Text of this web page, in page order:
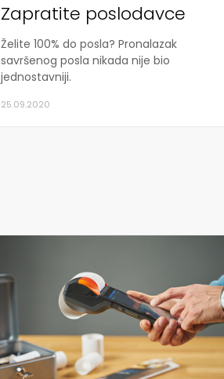
Zapratite poslodavce
Želite 100% do posla? Pronalazak
savršenog posla nikada nije bio
jednostavniji.
25.09.2020